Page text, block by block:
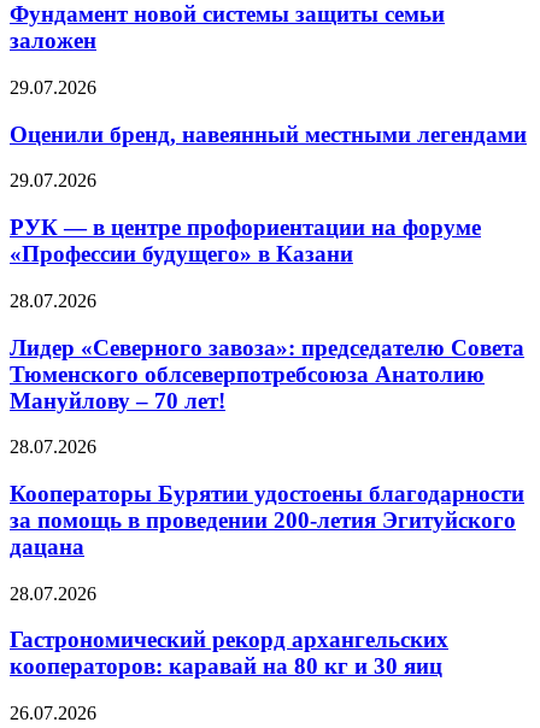
Фундамент новой системы защиты семьи
заложен
29.07.2026
Оценили бренд, навеянный местными легендами
29.07.2026
РУК — в центре профориентации на форуме
«Профессии будущего» в Казани
28.07.2026
Лидер «Северного завоза»: председателю Совета
Тюменского облсеверпотребсоюза Анатолию
Мануйлову – 70 лет!
28.07.2026
Кооператоры Бурятии удостоены благодарности
за помощь в проведении 200-летия Эгитуйского
дацана
28.07.2026
Гастрономический рекорд архангельских
кооператоров: каравай на 80 кг и 30 яиц
26.07.2026